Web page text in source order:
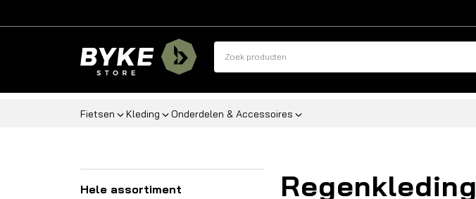
Fietsen Kleding Onderdelen & Accessoires
Hele assortiment Regenkleding